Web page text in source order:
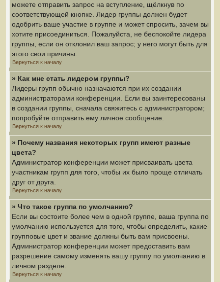
можете отправить запрос на вступление, щёлкнув по
соответствующей кнопке. Лидер группы должен будет
одобрить ваше участие в группе и может спросить, зачем вы
хотите присоединиться. Пожалуйста, не беспокойте лидера
группы, если он отклонил ваш запрос; у него могут быть для
этого свои причины.
Вернуться к началу
» Как мне стать лидером группы?
Лидеры групп обычно назначаются при их создании
администраторами конференции. Если вы заинтересованы
в создании группы, сначала свяжитесь с администратором;
попробуйте отправить ему личное сообщение.
Вернуться к началу
» Почему названия некоторых групп имеют разные
цвета?
Администратор конференции может присваивать цвета
участникам групп для того, чтобы их было проще отличать
друг от друга.
Вернуться к началу
» Что такое группа по умолчанию?
Если вы состоите более чем в одной группе, ваша группа по
умолчанию используется для того, чтобы определить, какие
групповые цвет и звание должны быть вам присвоены.
Администратор конференции может предоставить вам
разрешение самому изменять вашу группу по умолчанию в
личном разделе.
Вернуться к началу